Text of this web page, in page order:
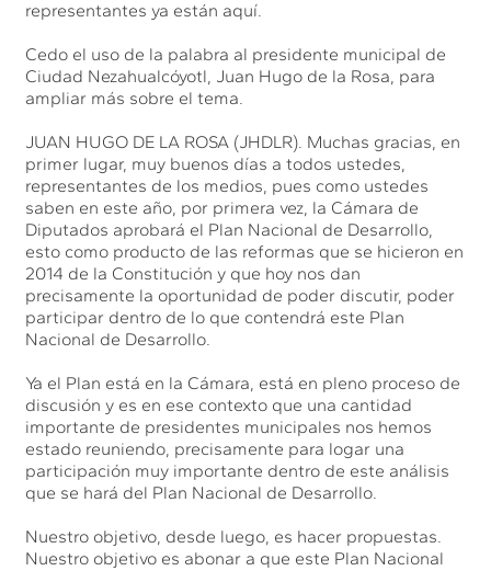
representantes ya están aquí.
Cedo el uso de la palabra al presidente municipal de
Ciudad Nezahualcóyotl, Juan Hugo de la Rosa, para
ampliar más sobre el tema.
JUAN HUGO DE LA ROSA (JHDLR). Muchas gracias, en
primer lugar, muy buenos días a todos ustedes,
representantes de los medios, pues como ustedes
saben en este año, por primera vez, la Cámara de
Diputados aprobará el Plan Nacional de Desarrollo,
esto como producto de las reformas que se hicieron en
2014 de la Constitución y que hoy nos dan
precisamente la oportunidad de poder discutir, poder
participar dentro de lo que contendrá este Plan
Nacional de Desarrollo.
Ya el Plan está en la Cámara, está en pleno proceso de
discusión y es en ese contexto que una cantidad
importante de presidentes municipales nos hemos
estado reuniendo, precisamente para logar una
participación muy importante dentro de este análisis
que se hará del Plan Nacional de Desarrollo.
Nuestro objetivo, desde luego, es hacer propuestas.
Nuestro objetivo es abonar a que este Plan Nacional